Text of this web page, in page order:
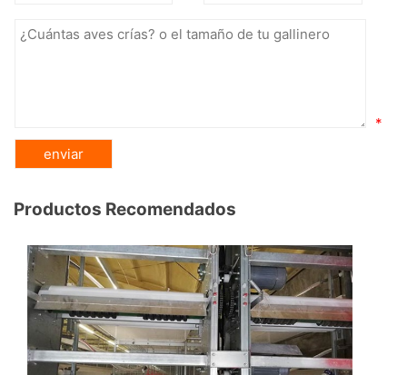
*
Productos Recomendados